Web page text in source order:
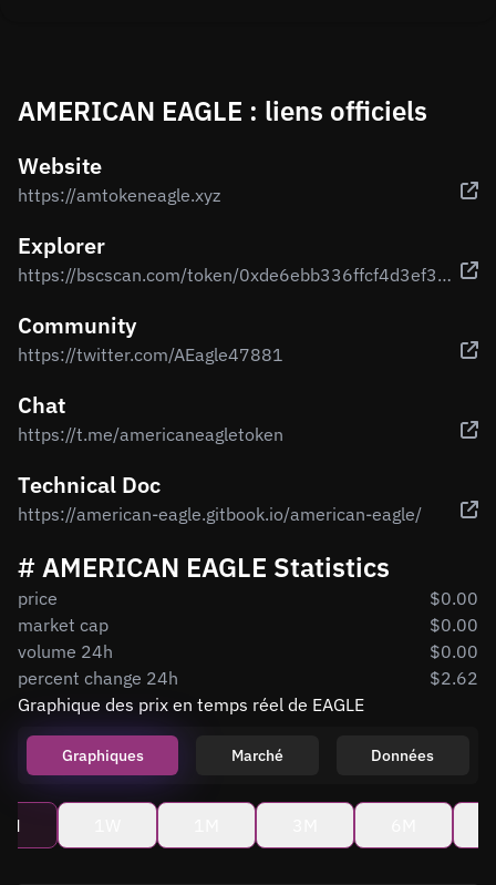
AMERICAN EAGLE : liens officiels
Website
https://amtokeneagle.xyz
Explorer
https://bscscan.com/token/0xde6ebb336ffcf4d3ef3f74e0cc295aee994893ed
Community
https://twitter.com/AEagle47881
Chat
https://t.me/americaneagletoken
Technical Doc
https://american-eagle.gitbook.io/american-eagle/
# AMERICAN EAGLE Statistics
price
$0.00
market cap
$0.00
volume 24h
$0.00
percent change 24h
$2.62
Graphique des prix en temps réel de EAGLE
Graphiques Marché Données